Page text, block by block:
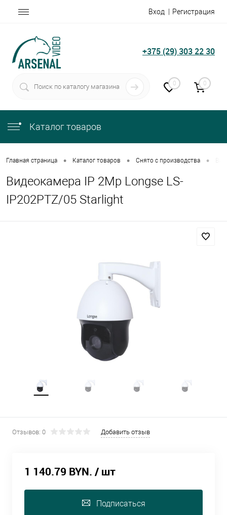
Вход Регистрация
+375 (29) 303 22 30
0 0
Каталог товаров
Главная страница • Каталог товаров • Снято с производства •
Видеокамера IP 2Mp Longse LS-
IP202PTZ/05 Starlight
Отзывов: 0 Добавить отзыв
1 140.79 BYN. / шт
Подписаться